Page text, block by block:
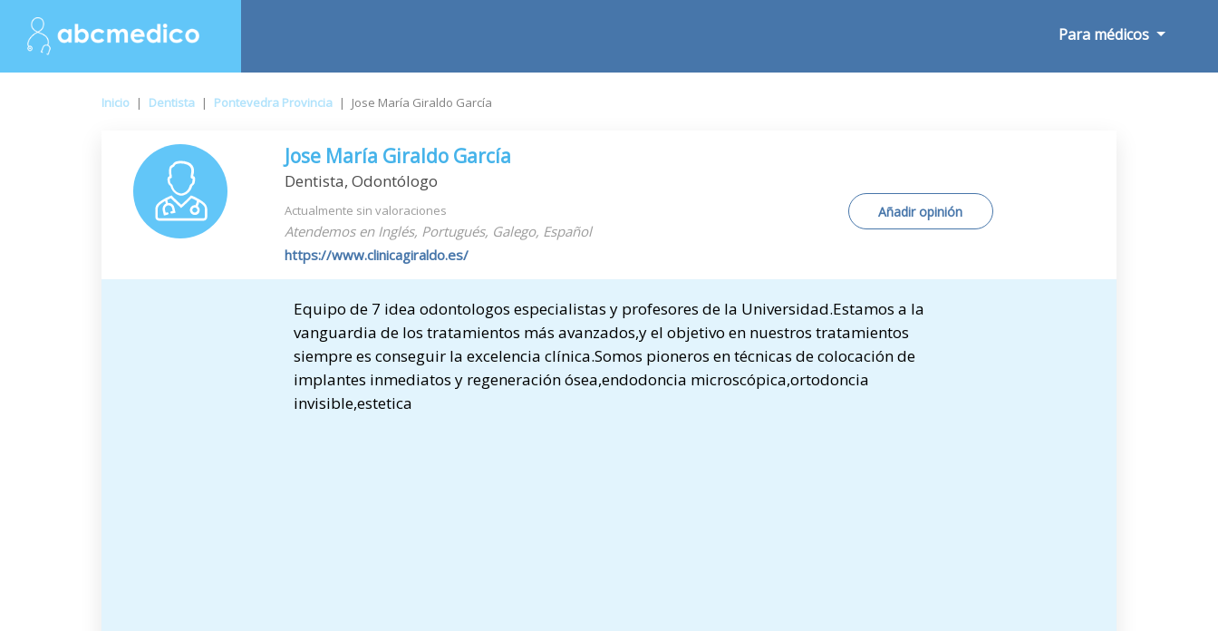
Para médicos
Inicio | Dentista | Pontevedra Provincia | Jose María Giraldo García
Jose María Giraldo García
Dentista, Odontólogo
Actualmente sin valoraciones
Atendemos en Inglés, Portugués, Galego, Español
https://www.clinicagiraldo.es/
Añadir opinión
Equipo de 7 idea odontologos especialistas y profesores de la Universidad.Estamos a la
vanguardia de los tratamientos más avanzados,y el objetivo en nuestros tratamientos
siempre es conseguir la excelencia clínica.Somos pioneros en técnicas de colocación de
implantes inmediatos y regeneración ósea,endodoncia microscópica,ortodoncia
invisible,estetica